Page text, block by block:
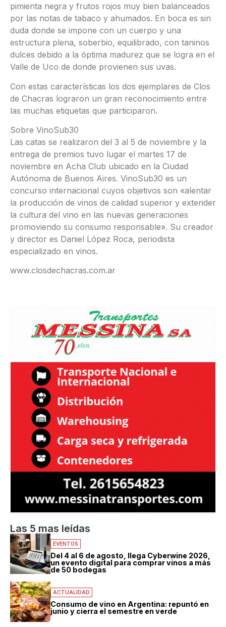
pimienta negra y frutos rojos muy bien balanceados
por las notas de tabaco y ahumados. En boca es sin
duda donde se impone con un cuerpo y una
estructura plena, soberbio, equilibrado, con taninos
dulces debido a la óptima madurez que se logra en el
Valle de Uco de donde provienen sus uvas.
Con estas características los dos ejemplares de Clos
de Chacras lograron un gran reconocimiento entre
las muchas etiquetas que participaron.
Sobre VinoSub30
Las catas se realizaron del 3 al 5 de noviembre y la
entrega de premios tuvo lugar el martes 17 de
noviembre en Acha Club ubicado en la Ciudad
Autónoma de Buenos Aires. VinoSub30 es un
concurso internacional cuyos objetivos son «alentar
la producción de vinos de calidad superior y extender
la cultura del vino en las nuevas generaciones
promoviendo su consumo responsable». Su creador
y director es Daniel López Roca, periodista
especializado en vinos.
www.closdechacras.com.ar
Las 5 mas leídas
EVENTOS
Del 4 al 6 de agosto, llega Cyberwine 2026,
un evento digital para comprar vinos a más
de 50 bodegas
ACTUALIDAD
Consumo de vino en Argentina: repuntó en
junio y cierra el semestre en verde